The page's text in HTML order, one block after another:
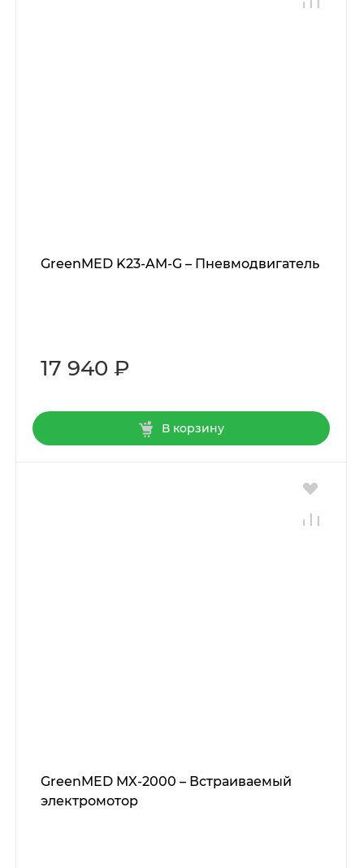
GreenMED K23-AM-G – Пневмодвигатель
17 940 ₽
В корзину
GreenMED MX-2000 – Встраиваемый
электромотор